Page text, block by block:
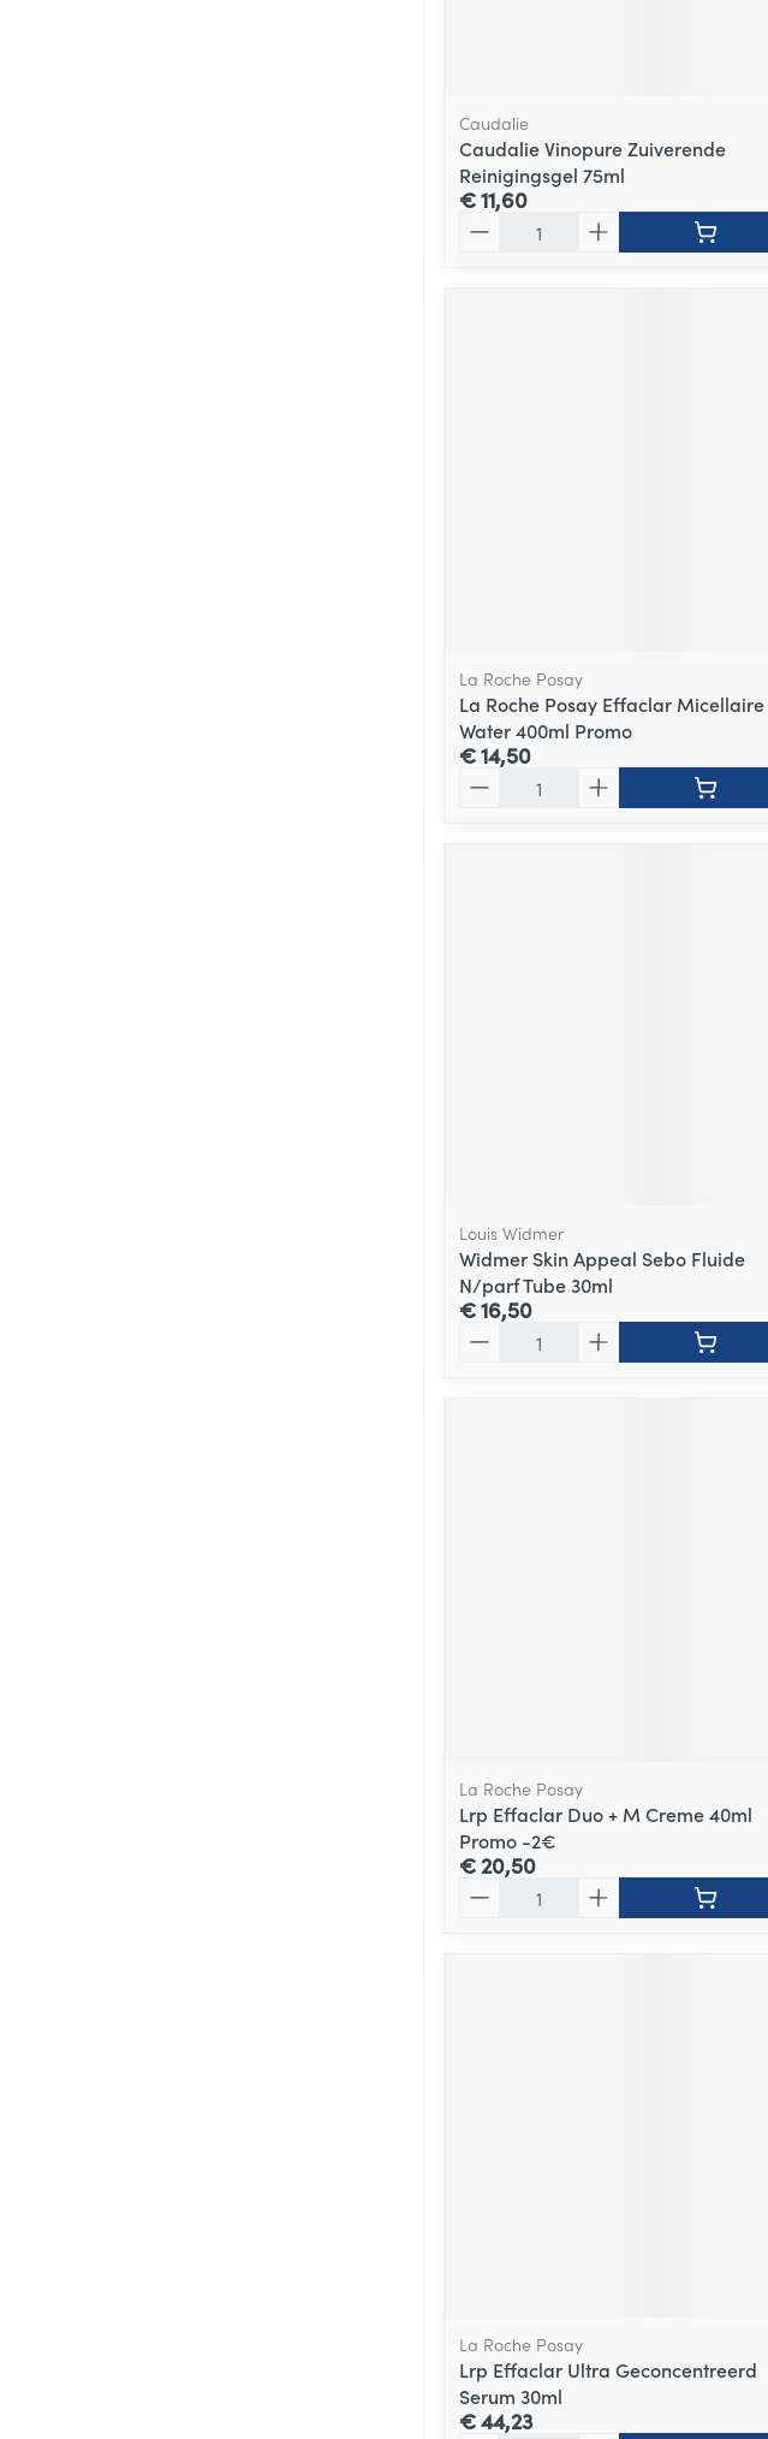
Caudalie
Caudalie Vinopure Zuiverende
Reinigingsgel 75ml
€ 11,60
La Roche Posay
La Roche Posay Effaclar Micellaire
Water 400ml Promo
€ 14,50
Louis Widmer
Widmer Skin Appeal Sebo Fluide
N/parf Tube 30ml
€ 16,50
La Roche Posay
Lrp Effaclar Duo + M Creme 40ml
Promo -2€
€ 20,50
La Roche Posay
Lrp Effaclar Ultra Geconcentreerd
Serum 30ml
€ 44,23